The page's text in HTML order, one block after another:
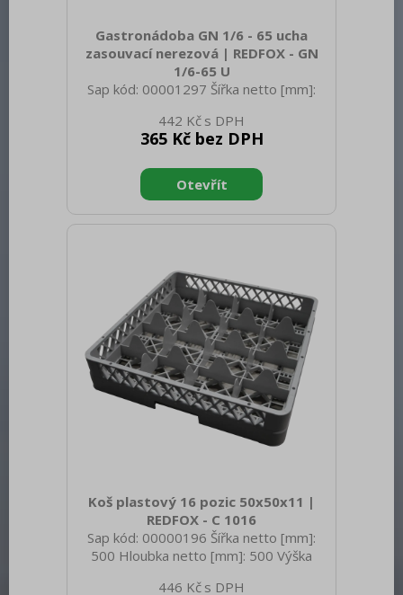
Gastronádoba GN 1/6 - 65 ucha
zasouvací nerezová | REDFOX - GN
1/6-65 U
Sap kód: 00001297 Šířka netto [mm]:
netto [mm]: 65 Hmotnost netto [kg]:
1.20 Šířka brutto [mm]: 550 Hloubka
300 Hmotnost brutto [kg]: 1.21
Materiál: AISI 304 Vnější barva zařízení:
Nerezové Hloubka GN zařízení [mm]: 65
442 Kč
365 Kč bez DPH
Koš plastový 16 pozic 50x50x11 |
REDFOX - C 1016
Sap kód: 00000196 Šířka netto [mm]:
500 Hloubka netto [mm]: 500 Výška
1.81 Šířka brutto [mm]: 510 Hloubka
446 Kč